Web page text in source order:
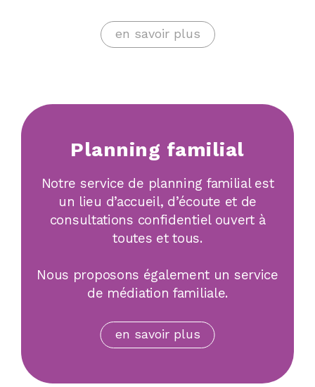
en savoir plus
Planning familial
Notre service de planning familial est
un lieu d’accueil, d’écoute et de
consultations confidentiel ouvert à
toutes et tous.
Nous proposons également un service
de médiation familiale.
en savoir plus